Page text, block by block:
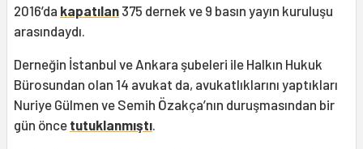
2016’da kapatılan 375 dernek ve 9 basın yayın kuruluşu
arasındaydı.
Derneğin İstanbul ve Ankara şubeleri ile Halkın Hukuk
Bürosundan olan 14 avukat da, avukatlıklarını yaptıkları
Nuriye Gülmen ve Semih Özakça’nın duruşmasından bir
gün önce tutuklanmıştı.